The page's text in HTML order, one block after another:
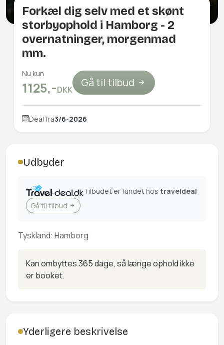
Forkæl dig selv med et skønt
storbyophold i Hamborg - 2
overnatninger, morgenmad
mm.
Nu kun
1125,-DKK
Gå til tilbud
Deal fra3/6-2026
Udbyder
Tilbudet er fundet hos traveldeal
Gå til tilbud
Tyskland: Hamborg
Kan ombyttes 365 dage, så længe ophold ikke
er booket.
Yderligere beskrivelse